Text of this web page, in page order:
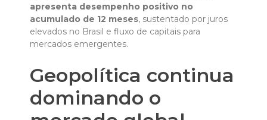
apresenta desempenho positivo no
acumulado de 12 meses, sustentado por juros
elevados no Brasil e fluxo de capitais para
mercados emergentes.
Geopolítica continua
dominando o